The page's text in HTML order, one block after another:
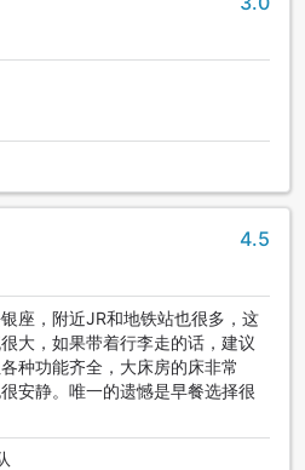
4.5
座，附近JR和地铁站也很多，这
大，如果带着行李走的话，建议
种功能齐全，大床房的床非常
安静。唯一的遗憾是早餐选择很